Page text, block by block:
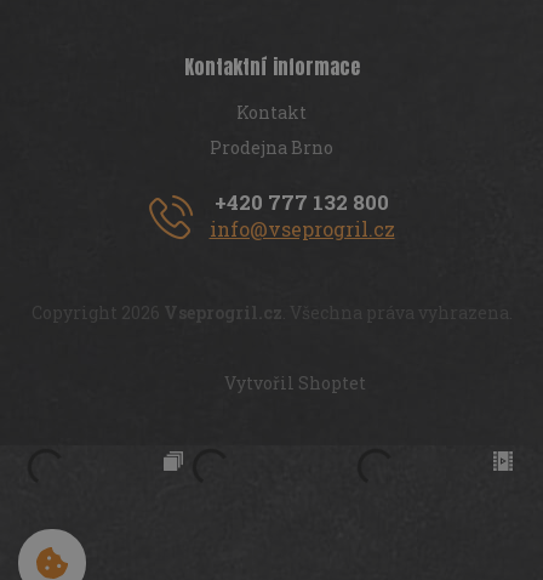
Kontaktní informace
Kontakt
Prodejna Brno
+420 777 132 800
info@vseprogril.cz
Vytvořil Shoptet
Copyright 2026 Vseprogril.cz . Všechna práva vyhrazena.
Cookies